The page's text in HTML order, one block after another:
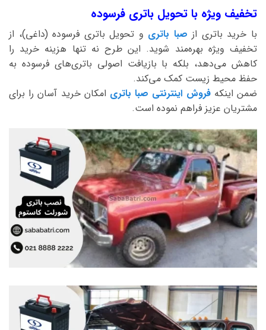
تخفیف ویژه با تحویل باتری فرسوده
با خرید باتری از صبا باتری و تحویل باتری فرسوده (داغی)، از
تخفیف ویژه بهره‌مند شوید. این طرح نه تنها هزینه خرید را
کاهش می‌دهد، بلکه با بازیافت اصولی باتری‌های فرسوده به
حفظ محیط زیست کمک می‌کند.
ضمن اینکهفروش اینترنتی صبا باتری امکان خرید آسان را برای
مشتریان عزیز فراهم نموده است.